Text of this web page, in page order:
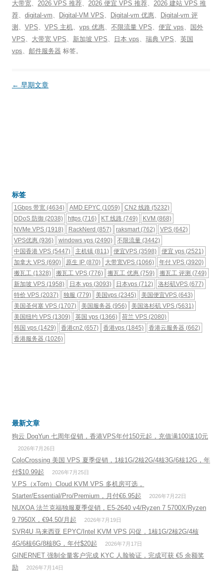
大带宽、 2026 VPS 推荐、 2026 便宜 VPS 推荐、 2026 建站 VPS 推
荐、 digital-vm、 Digital-VM VPS、 Digital-vm 优惠、
Digital-vm 评
测 、 VPS、 VPS 主机、 vps 优惠、 不限流量 VPS、 便宜 vps、
国外
VPS、 大带宽 VPS、 新加坡 VPS、 日本 vps、 瑞典 VPS、 英国
vps、 邮件服务器 标签。
文
← 早期文章
标签
1Gbps 带宽 (4634) AMD EPYC (1059) CN2 线路 (5232)
DDoS 防御 (2038) https(716) KT 线路 (749) KVM (868)
NVMe VPS (1918) RackNerd (857) raksmart(762) VPS(642)
VPS优惠 (936) windows vps(2490) 不限流量 (3442)
中国香港 VPS (5447) 主机镇(811) 便宜VPS (3598) 便宜 vps(2521)
加拿大 VPS (690) 原生 IP(870) 大带宽VPS (1066) 年付 VPS(3920)
搬瓦工 (1328) 搬瓦工 VPS(776) 搬瓦工 优惠 (759) 搬瓦工 评测 (749)
新加坡 VPS (1958) 日本 vps(3093) 日本vps (712) 洛杉矶VPS(677)
特价 VPS (2037) 独服 (779) 美国vps (2345) 美国便宜VPS(643)
美国圣何塞 VPS (1707) 美国服务器 (956) 美国洛杉矶 VPS (5631)
美国纽约 VPS (1309) 英国 vps(1366) 荷兰 VPS (2080)
韩国 vps (1429) 香港cn2 (657) 香港vps (1845) 香港云服务器 (662)
香港服务器 (1026)
最新文章
狗云 DogYun 七周年促销，香港VPS年付150元起，充值满100送10元
2026年7月26日
ColoCrossing 美国 VPS 夏季促销，1核1G/2核2G/4核3G/6核12G，年
付$10.99起
2026年7月25日
V.PS（xTom）Cloud KVM VPS 多机房可选，
Starter/Essential/Pro/Premium，月付€6.95起
2026年7月22日
NUXOA 法兰克福独服夏季促销，E5-2640 v4/Ryzen 7 5700X/Ryzen
9 7950X，€94.50/月起
2026年7月19日
SVR4U 马来西亚 EPYC/Intel KVM VPS 闪促，1核1G/2核2G/4核
4G/6核6G/8核8G，年付$20起
2026年7月17日
GINERNET 强制全量客户完成 KYC 人脸验证，完成可获 €5 余额奖
励
2026年7月14日